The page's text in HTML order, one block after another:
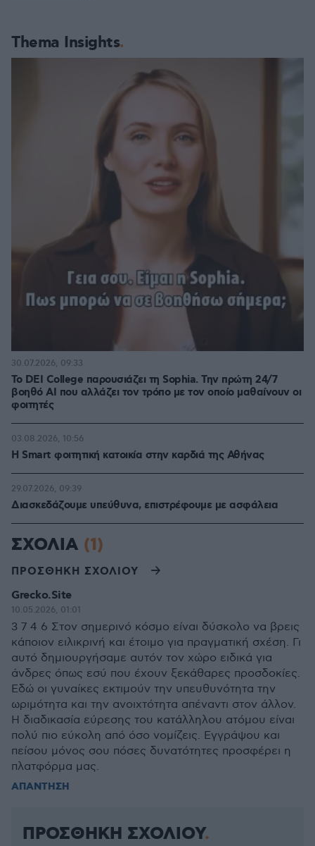
Thema Insights
Το DEI College παρουσιάζει τη Sophia. Την πρώτη 24/7
βοηθό AI που αλλάζει τον τρόπο με τον οποίο μαθαίνουν οι
φοιτητές
30.07.2026, 09:33
Η Smart φοιτητική κατοικία στην καρδιά της Αθήνας
03.08.2026, 10:56
Διασκεδάζουμε υπεύθυνα, επιστρέφουμε με ασφάλεια
29.07.2026, 09:39
ΣΧΟΛΙΑ (1)
ΠΡΟΣΘΗΚΗ ΣΧΟΛΙΟΥ
Grecko.Site
10.05.2026, 01:01
3 7 4 6 Στον σημερινό κόσμο είναι δύσκολο να βρεις
κάποιον ειλικρινή και έτοιμο για πραγματική σχέση. Γι
αυτό δημιουργήσαμε αυτόν τον χώρο ειδικά για
άνδρες όπως εσύ που έχουν ξεκάθαρες προσδοκίες.
Εδώ οι γυναίκες εκτιμούν την υπευθυνότητα την
ωριμότητα και την ανοιχτότητα απέναντι στον άλλον.
Η διαδικασία εύρεσης του κατάλληλου ατόμου είναι
πολύ πιο εύκολη από όσο νομίζεις. Εγγράψου και
πείσου μόνος σου πόσες δυνατότητες προσφέρει η
πλατφόρμα μας.
ΑΠΑΝΤΗΣΗ
ΠΡΟΣΘΗΚΗ ΣΧΟΛΙΟΥ